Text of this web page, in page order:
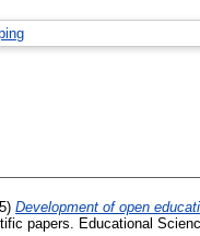
Development of open
papers. Educational